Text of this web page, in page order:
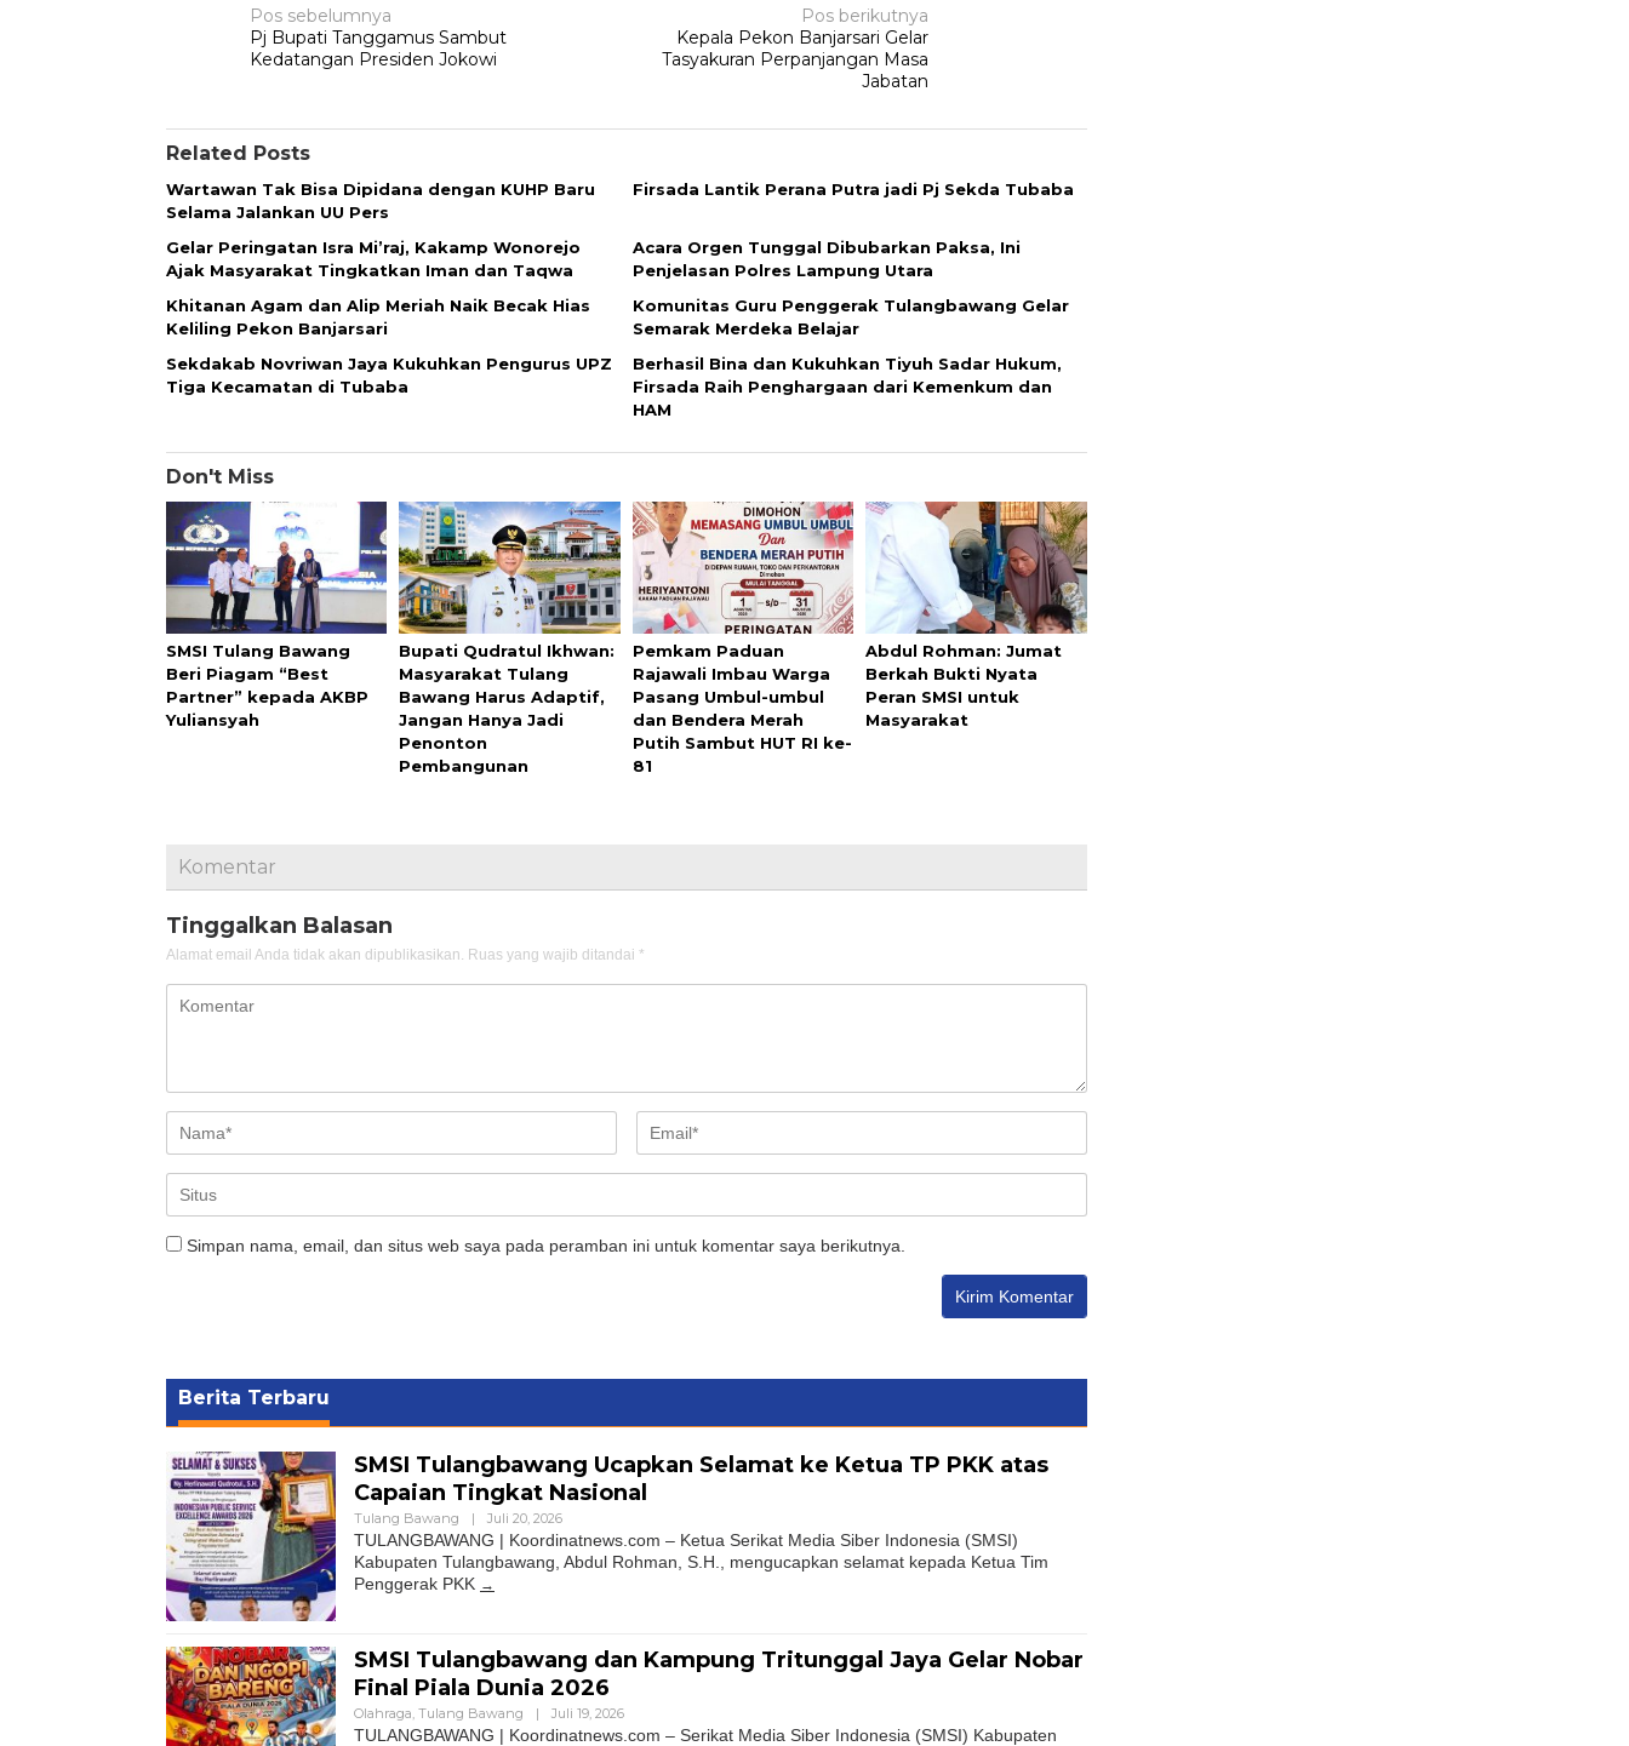
Navigasi
pos
Pos sebelumnya
Pj Bupati Tanggamus Sambut
Kedatangan Presiden Jokowi
Pos berikutnya
Kepala Pekon Banjarsari Gelar
Tasyakuran Perpanjangan Masa
Jabatan
Related Posts
Wartawan Tak Bisa Dipidana dengan KUHP Baru
Selama Jalankan UU Pers
Firsada Lantik Perana Putra jadi Pj Sekda Tubaba
Gelar Peringatan Isra Mi’raj, Kakamp Wonorejo
Ajak Masyarakat Tingkatkan Iman dan Taqwa
Acara Orgen Tunggal Dibubarkan Paksa, Ini
Penjelasan Polres Lampung Utara
Khitanan Agam dan Alip Meriah Naik Becak Hias
Keliling Pekon Banjarsari
Komunitas Guru Penggerak Tulangbawang Gelar
Semarak Merdeka Belajar
Sekdakab Novriwan Jaya Kukuhkan Pengurus UPZ
Tiga Kecamatan di Tubaba
Berhasil Bina dan Kukuhkan Tiyuh Sadar Hukum,
Firsada Raih Penghargaan dari Kemenkum dan
HAM
Don't Miss
SMSI Tulang Bawang
Beri Piagam “Best
Partner” kepada AKBP
Yuliansyah
Bupati Qudratul Ikhwan:
Masyarakat Tulang
Bawang Harus Adaptif,
Jangan Hanya Jadi
Penonton
Pembangunan
Pemkam Paduan
Rajawali Imbau Warga
Pasang Umbul-umbul
dan Bendera Merah
Putih Sambut HUT RI ke-
81
Abdul Rohman: Jumat
Berkah Bukti Nyata
Peran SMSI untuk
Masyarakat
Komentar
Tinggalkan Balasan
Alamat email Anda tidak akan dipublikasikan. Ruas yang wajib ditandai *
Simpan nama, email, dan situs web saya pada peramban ini untuk komentar saya berikutnya.
Berita Terbaru
SMSI Tulangbawang Ucapkan Selamat ke Ketua TP PKK atas
Capaian Tingkat Nasional
Tulang Bawang | Juli 20, 2026
TULANGBAWANG | Koordinatnews.com – Ketua Serikat Media Siber Indonesia (SMSI)
Kabupaten Tulangbawang, Abdul Rohman, S.H., mengucapkan selamat kepada Ketua Tim
Penggerak PKK
SMSI Tulangbawang dan Kampung Tritunggal Jaya Gelar Nobar
Final Piala Dunia 2026
Olahraga Tulang Bawang | Juli 19, 2026
TULANGBAWANG | Koordinatnews.com – Serikat Media Siber Indonesia (SMSI) Kabupaten